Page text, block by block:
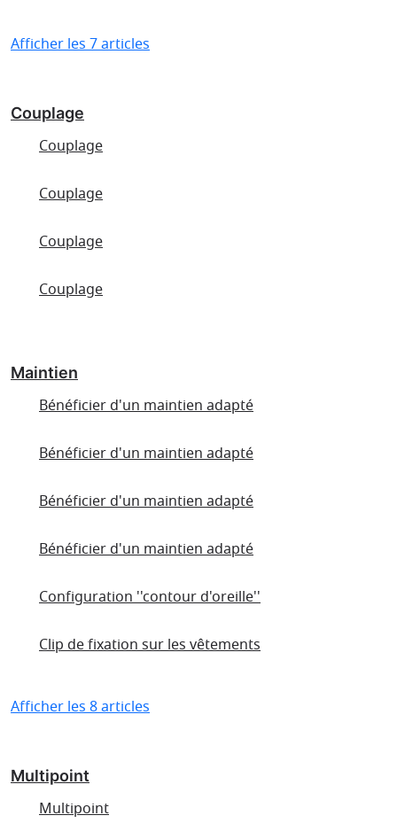
Afficher les 7 articles
Couplage
Couplage
Couplage
Couplage
Couplage
Maintien
Bénéficier d'un maintien adapté
Bénéficier d'un maintien adapté
Bénéficier d'un maintien adapté
Bénéficier d'un maintien adapté
Configuration ''contour d'oreille''
Clip de fixation sur les vêtements
Afficher les 8 articles
Multipoint
Multipoint